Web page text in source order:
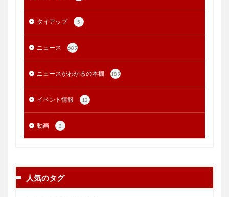
タイアップ 5
ニュース 689
ニュースがわかるの本棚 189
イベント情報 12
動画 3
人気のタグ